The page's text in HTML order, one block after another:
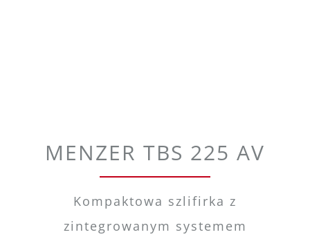
MENZER TBS 225 AV
Kompaktowa szlifirka z
zintegrowanym systemem